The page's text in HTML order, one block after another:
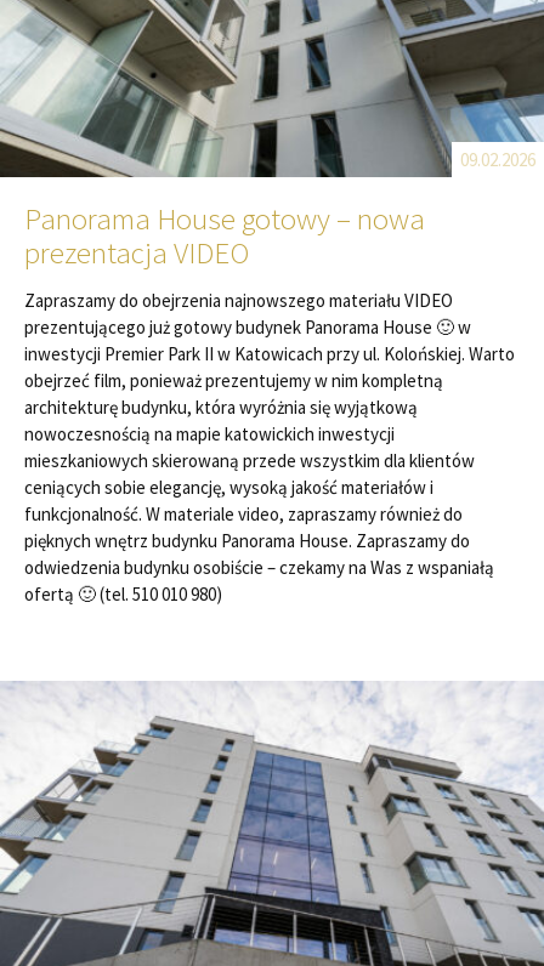
09.02.2026
Panorama House gotowy – nowa
prezentacja VIDEO
Zapraszamy do obejrzenia najnowszego materiału VIDEO
prezentującego już gotowy budynek Panorama House 🙂 w
inwestycji Premier Park II w Katowicach przy ul. Kolońskiej. Warto
obejrzeć film, ponieważ prezentujemy w nim kompletną
architekturę budynku, która wyróżnia się wyjątkową
nowoczesnością na mapie katowickich inwestycji
mieszkaniowych skierowaną przede wszystkim dla klientów
ceniących sobie elegancję, wysoką jakość materiałów i
funkcjonalność. W materiale video, zapraszamy również do
pięknych wnętrz budynku Panorama House. Zapraszamy do
odwiedzenia budynku osobiście – czekamy na Was z wspaniałą
ofertą 🙂 (tel. 510 010 980)